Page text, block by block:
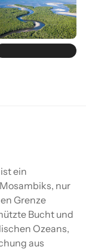
ein
nur
Grenze
Bucht und
Ozeans,
aus